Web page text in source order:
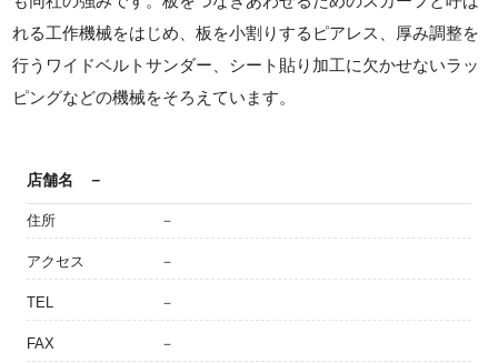
れる工作機械をはじめ、板を小割りするピアレス、厚み調整を
行うワイドベルトサンダー、シート貼り加工に欠かせないラッ
ピングなどの機械をそろえています。
店舗名 －
住所 －
アクセス －
TEL －
FAX －